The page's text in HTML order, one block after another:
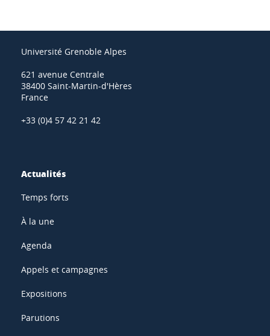
Université Grenoble Alpes
621 avenue Centrale
38400 Saint-Martin-d'Hères
France
+33 (0)4 57 42 21 42
Actualités
Temps forts
À la une
Agenda
Appels et campagnes
Expositions
Parutions